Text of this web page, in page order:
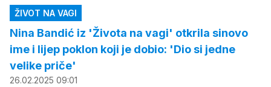
ŽIVOT NA VAGI
Nina Bandić iz 'Života na vagi' otkrila sinovo
ime i lijep poklon koji je dobio: 'Dio si jedne
velike priče'
26.02.2025 09:01